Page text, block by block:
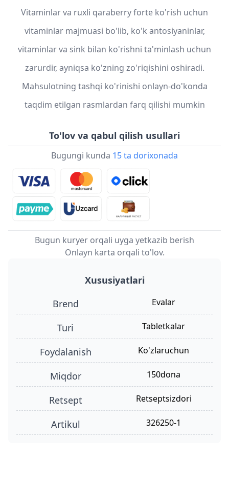
Vitaminlar va ruxli qaraberry forte ko'rish uchun
vitaminlar majmuasi bo'lib, ko'k antosiyaninlar,
vitaminlar va sink bilan ko'rishni ta'minlash uchun
zarurdir, ayniqsa ko'zning zo'riqishini oshiradi.
Mahsulotning tashqi ko'rinishi onlayn-do'konda
taqdim etilgan rasmlardan farq qilishi mumkin
To'lov va qabul qilish usullari
Bugungi kunda 15 ta dorixonada
Bugun kuryer orqali uyga yetkazib berish
Onlayn karta orqali to'lov.
Xususiyatlari
Brend
Evalar
turi tabletkalar
foydalanish ko'zlaruchun
miqdor 150dona
retsept retseptsizdori
Artikul 326250-1